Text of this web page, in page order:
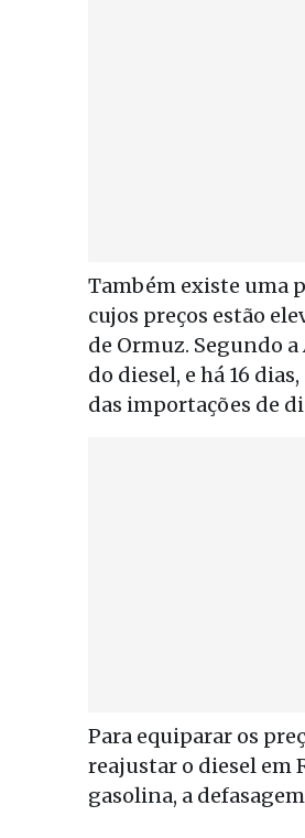
Também existe uma
cujos preços estão
de Ormuz. Segundo
do diesel, e há 16
das importações de
Para equiparar os
reajustar o diesel em
gasolina, a